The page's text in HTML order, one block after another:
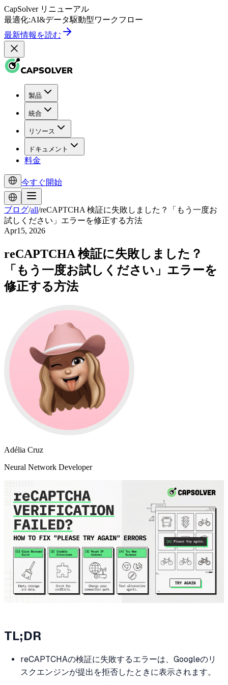
CapSolver リニューアル
最適化:AI&データ駆動型ワークフロー
最新情報を読む
製品
統合
リソース
ドキュメント
料金
今すぐ開始
ブログ/all/reCAPTCHA 検証に失敗しました？「もう一度お
試しください」エラーを修正する方法
Apr15, 2026
reCAPTCHA 検証に失敗しました？
「もう一度お試しください」エラーを
修正する方法
Adélia Cruz
Neural Network Developer
TL;DR
reCAPTCHAの検証に失敗するエラーは、Googleのリ
スクエンジンが提出を拒否したときに表示されます。